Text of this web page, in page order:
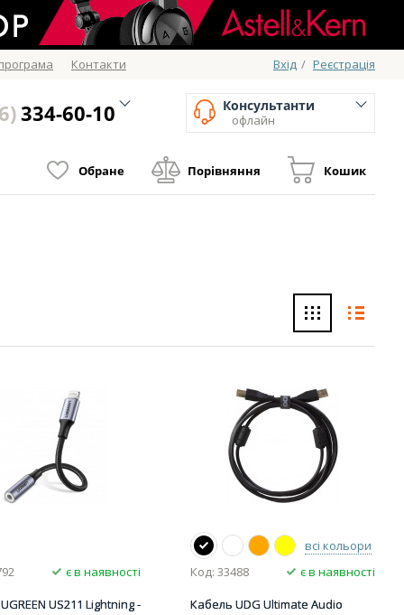
Контакти Вхід / Реєстрація
334-60-10 Консультанти
офлайн
Обране Порівняння Кошик
є в наявності
US211 Lightning -
всі кольори
Код: 33488
є в наявності
Кабель UDG Ultimate Audio